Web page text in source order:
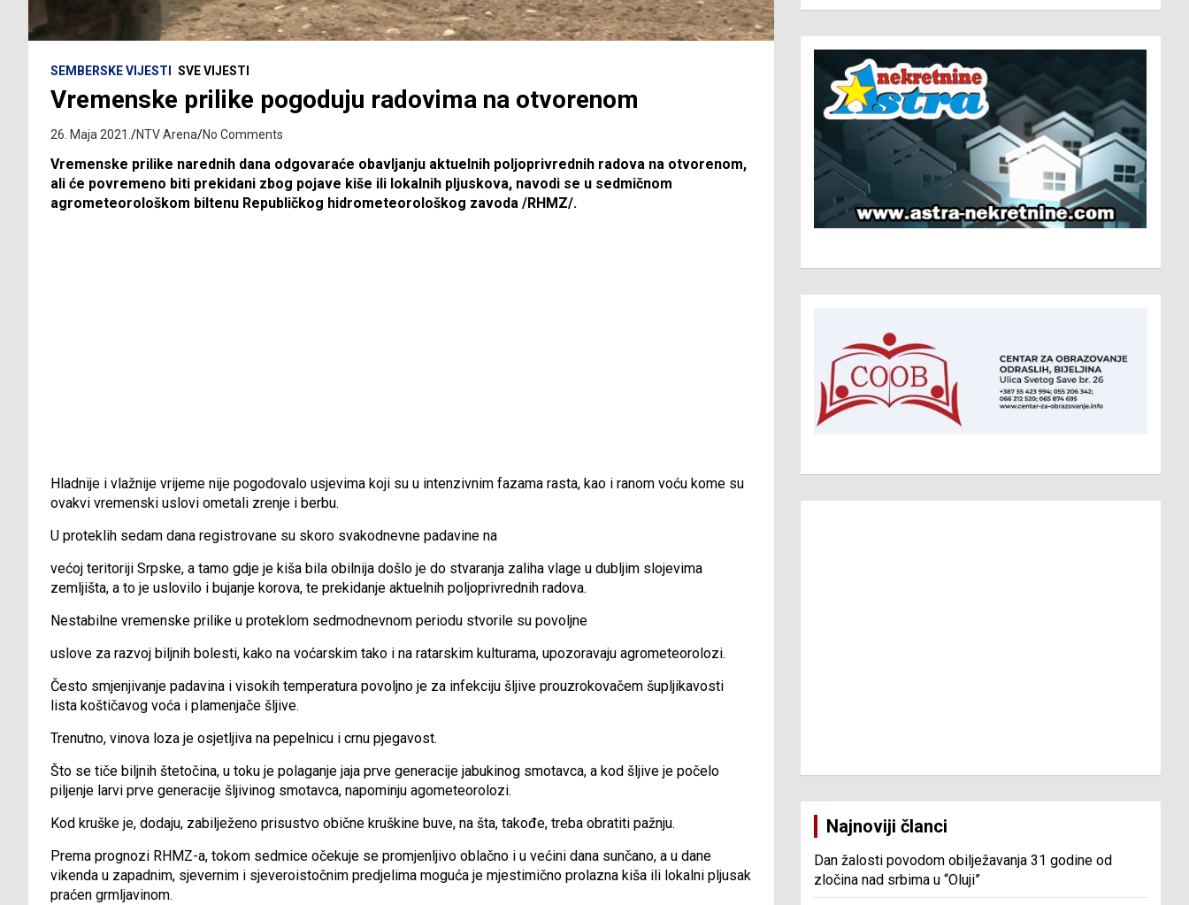
SEMBERSKE VIJESTI SVE VIJESTI
Vremenske prilike pogoduju radovima na otvorenom
26. Maja 2021. NTV Arena No Comments
Vremenske prilike narednih dana odgovaraće obavljanju aktuelnih poljoprivrednih radova na otvorenom,
ali će povremeno biti prekidani zbog pojave kiše ili lokalnih pljuskova, navodi se u sedmičnom
agrometeorološkom biltenu Republičkog hidrometeorološkog zavoda /RHMZ/.
Hladnije i vlažnije vrijeme nije pogodovalo usjevima koji su u intenzivnim fazama rasta, kao i ranom voću kome su
ovakvi vremenski uslovi ometali zrenje i berbu.
U proteklih sedam dana registrovane su skoro svakodnevne padavine na
većoj teritoriji Srpske, a tamo gdje je kiša bila obilnija došlo je do stvaranja zaliha vlage u dubljim slojevima
zemljišta, a to je uslovilo i bujanje korova, te prekidanje aktuelnih poljoprivrednih radova.
Nestabilne vremenske prilike u proteklom sedmodnevnom periodu stvorile su povoljne
uslove za razvoj biljnih bolesti, kako na voćarskim tako i na ratarskim kulturama, upozoravaju agrometeorolozi.
Često smjenjivanje padavina i visokih temperatura povoljno je za infekciju šljive prouzrokovačem šupljikavosti
lista koštičavog voća i plamenjače šljive.
Trenutno, vinova loza je osjetljiva na pepelnicu i crnu pjegavost.
Što se tiče biljnih štetočina, u toku je polaganje jaja prve generacije jabukinog smotavca, a kod šljive je počelo
piljenje larvi prve generacije šljivinog smotavca, napominju agometeorolozi.
Kod kruške je, dodaju, zabilježeno prisustvo obične kruškine buve, na šta, takođe, treba obratiti pažnju.
Prema prognozi RHMZ-a, tokom sedmice očekuje se promjenljivo oblačno i u većini dana sunčano, a u dane
vikenda u zapadnim, sjevernim i sjeveroistočnim predjelima moguća je mjestimično prolazna kiša ili lokalni pljusak
praćen grmljavinom.
Najnoviji članci
Dan žalosti povodom obilježavanja 31 godine od
zločina nad srbima u “Oluji”